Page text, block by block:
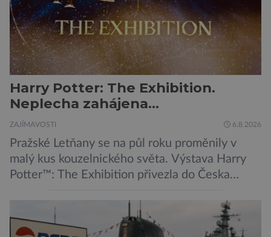
Harry Potter: The Exhibition.
Neplecha zahájena…
ZAJÍMAVOSTI 6.8.2026
Pražské Letňany se na půl roku proměnily v
malý kus kouzelnického světa. Výstava Harry
Potter™: The Exhibition přivezla do Česka
Bradavice, Hagridovu chýši i učebny, ve
kterých si můžete zkusit kouzla na vlastní kůži.